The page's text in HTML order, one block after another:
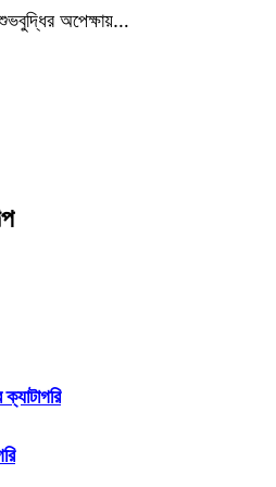
অপেক্ষায়…